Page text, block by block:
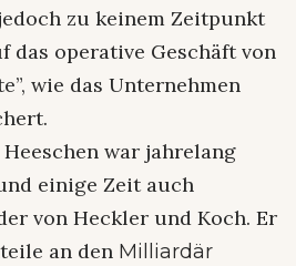
zu keinem Zeitpunkt
das operative Geschäft von
wie das Unternehmen
war jahrelang
einige Zeit auch
von Heckler und Koch. Er
an den Milliardär